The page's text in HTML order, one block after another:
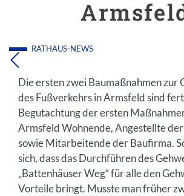
RATHAUS-NEWS
Die ersten zwei Baumaßnahmen zur
des Fußverkehrs in Armsfeld sind
Begutachtung der ersten
Armsfeld Wohnende, Angestellte
sowie Mitarbeitende der Baufirma.
sich, dass das Durchführen des
„Battenhäuser Weg“ für alle den
Vorteile bringt. Musste man früher